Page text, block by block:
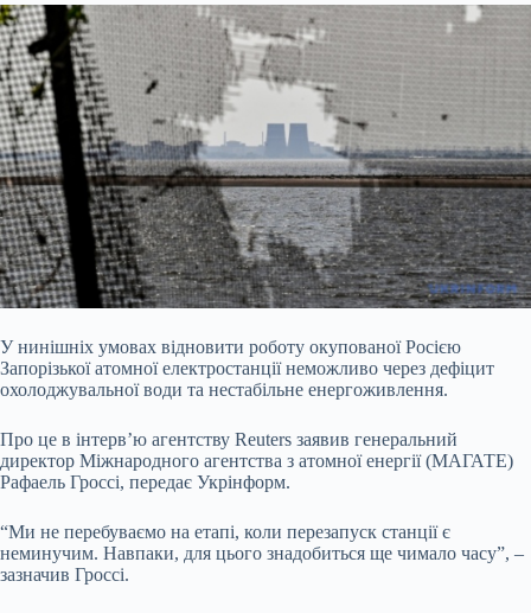
У нинішніх умовах відновити роботу окупованої Росією
Запорізької атомної електростанції неможливо через дефіцит
охолоджувальної води та нестабільне енергоживлення.
Про це в інтерв’ю агентству Reuters заявив генеральний
директор Міжнародного агентства з атомної енергії (МАГАТЕ)
Рафаель Гроссі, передає Укрінформ.
“Ми не перебуваємо на етапі, коли перезапуск станції є
неминучим. Навпаки, для цього знадобиться ще чимало часу”, –
зазначив Гроссі.